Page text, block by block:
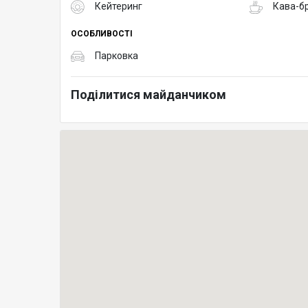
Кейтеринг
Кава-
ОСОБЛИВОСТІ
Парковка
Поділитися майданчиком